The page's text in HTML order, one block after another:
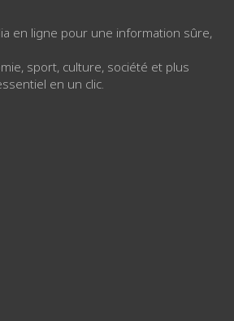
en ligne pour une information sûre,
sport, culture, société et plus
en un clic.